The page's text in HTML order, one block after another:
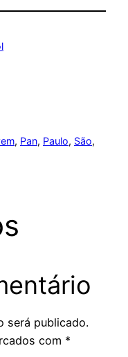
, Pan, Paulo, São
será publicado.
com *